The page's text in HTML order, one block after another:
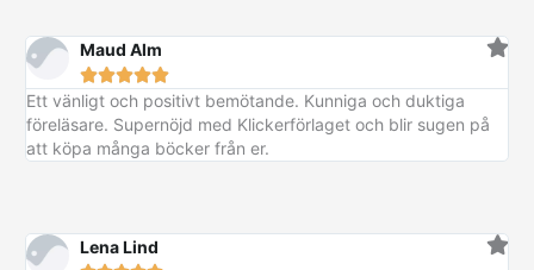
Maud Alm

Ett vänligt och positivt bemötande. Kunniga och duktiga
föreläsare. Supernöjd med Klickerförlaget och blir sugen på
att köpa många böcker från er.
Lena Lind